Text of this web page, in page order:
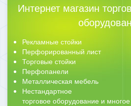
Интернет магазин
Рекламные стойки
Перфорированный лист
Торговые стойки
Перфопанели
Металлическая мебель
Нестандартное
торговое оборудование и